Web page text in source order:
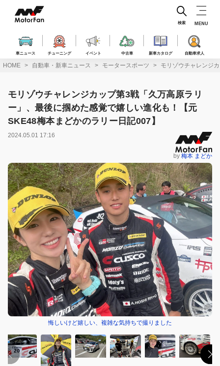
ス
車ニュース チューニング イベント 中古車 新車カタログ 自動車求人
検索 MENU
HOME 自動車・新車ニュース モータースポーツ モリゾウチャレンジ
モリゾウチャレンジカップ第3戦「久万高原ラリ
ー」、最後に掴めた感覚で嬉しい進化も！【元
SKE48梅本まどかのラリー日記007】
2024.05.01 17:16
by 梅本 まどか
悔しいけど嬉しい、複雑な気持ちで撮りました